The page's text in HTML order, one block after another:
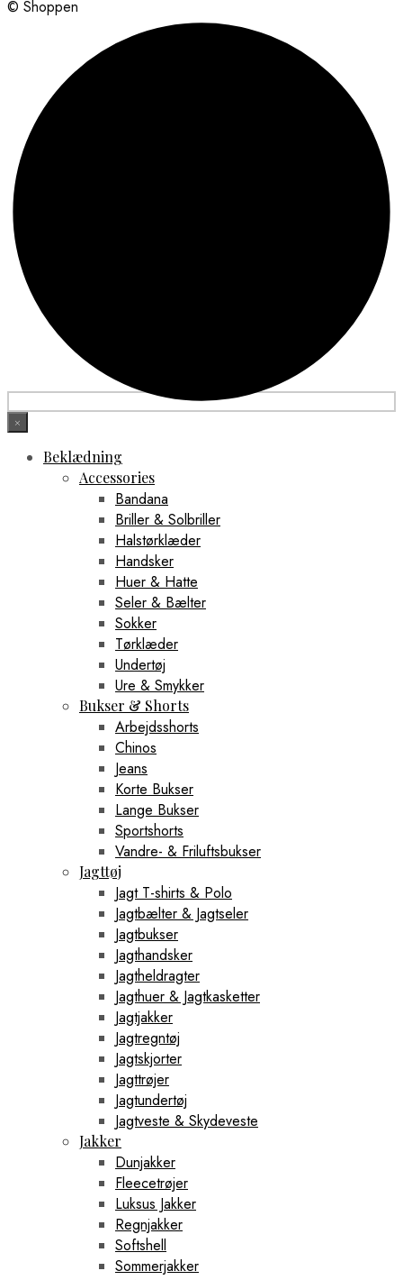
© Shoppen
×
Beklædning
Accessories
Bandana
Briller & Solbriller
Halstørklæder
Handsker
Huer & Hatte
Seler & Bælter
Sokker
Tørklæder
Undertøj
Ure & Smykker
Bukser & Shorts
Arbejdsshorts
Chinos
Jeans
Korte Bukser
Lange Bukser
Sportshorts
Vandre- & Friluftsbukser
Jagttøj
Jagt T-shirts & Polo
Jagtbælter & Jagtseler
Jagtbukser
Jagthandsker
Jagtheldragter
Jagthuer & Jagtkasketter
Jagtjakker
Jagtregntøj
Jagtskjorter
Jagttrøjer
Jagtundertøj
Jagtveste & Skydeveste
Jakker
Dunjakker
Fleecetrøjer
Luksus Jakker
Regnjakker
Softshell
Sommerjakker